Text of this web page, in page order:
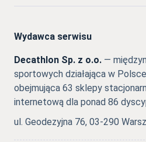
Wydawca serwisu
Decathlon Sp. z o.o. —
sportowych działająca w
obejmująca 63 sklepy
internetową dla ponad 86
ul. Geodezyjna 76, 03-290